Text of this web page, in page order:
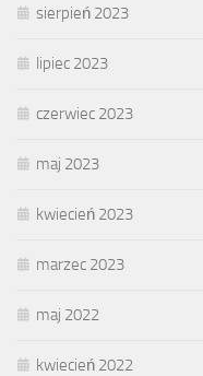
sierpień 2023
lipiec 2023
czerwiec 2023
maj 2023
kwiecień 2023
marzec 2023
maj 2022
kwiecień 2022